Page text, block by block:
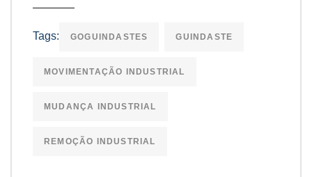
Tags: GOGUINDASTES GUINDASTE
MOVIMENTAÇÃO INDUSTRIAL
MUDANÇA INDUSTRIAL
REMOÇÃO INDUSTRIAL